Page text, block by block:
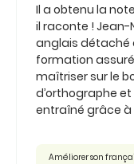
Il a obtenu la
il raconte ! Jean-
anglais détaché
formation
maîtriser sur le
d’orthographe
entraîné grâce à
Améliorer son